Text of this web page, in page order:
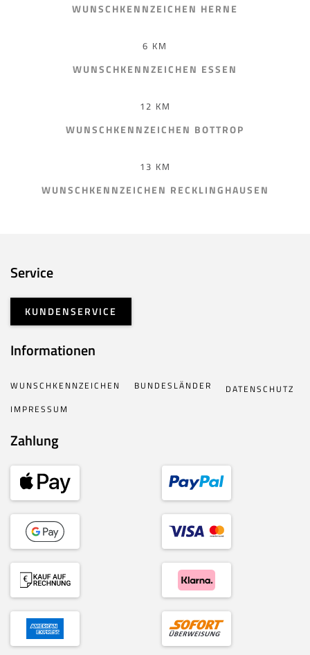
WUNSCHKENNZEICHEN HERNE
6 KM
WUNSCHKENNZEICHEN ESSEN
12 KM
WUNSCHKENNZEICHEN BOTTROP
13 KM
WUNSCHKENNZEICHEN RECKLINGHAUSEN
Service
KUNDENSERVICE
Informationen
WUNSCHKENNZEICHEN BUNDESLÄNDER
DATENSCHUTZ
IMPRESSUM
Zahlung